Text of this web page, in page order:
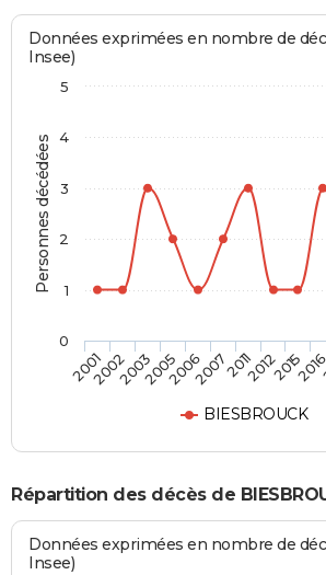
Personnes décédées
Données exprimées en nombre de
Insee)
BIESBROUCK
200120022003200520062007201120122015
0
1
2
3
4
5
Répartition des décès de
Données exprimées en nombre de
Insee)